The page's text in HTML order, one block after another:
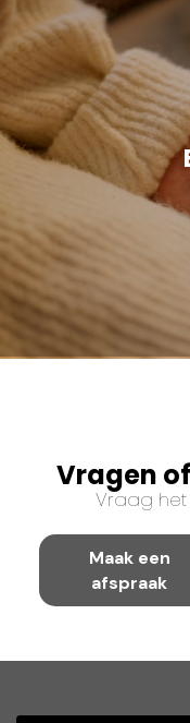
Vragen
Vraag
Maak een
afspraak